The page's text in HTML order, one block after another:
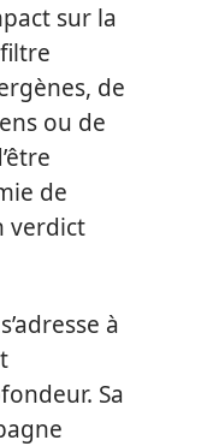
sur la
de
ou de
de
verdict
s’adresse à
Sa